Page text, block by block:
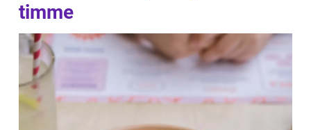
timme